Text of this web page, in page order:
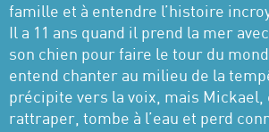
famille et à entendre l’histoire
Il a 11 ans quand il prend la mer
son chien pour faire le tour du
entend chanter au milieu de la
précipite vers la voix, mais Mickael,
rattraper, tombe à l’eau et perd